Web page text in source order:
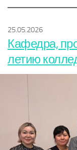
25.05.2026
Кафедра,
летию